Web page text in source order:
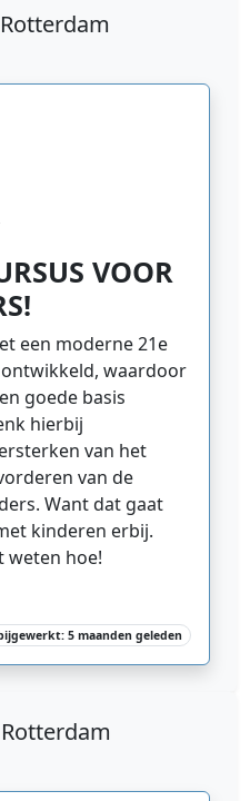
VOOR
een moderne 21e
waardoor
goede basis
hierbij
van het
van de
Want dat gaat
kinderen erbij.
weten hoe!
5 maanden geleden